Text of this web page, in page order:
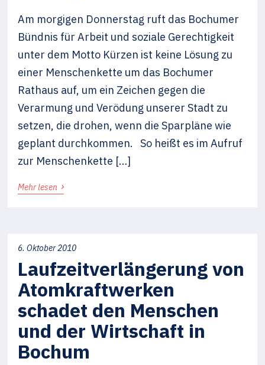
Am morgigen Donnerstag ruft das Bochumer
Bündnis für Arbeit und soziale Gerechtigkeit
unter dem Motto Kürzen ist keine Lösung zu
einer Menschenkette um das Bochumer
Rathaus auf, um ein Zeichen gegen die
Verarmung und Verödung unserer Stadt zu
setzen, die drohen, wenn die Sparpläne wie
geplant durchkommen. So heißt es im Aufruf
zur Menschenkette […]
Mehr lesen ›
6. Oktober 2010
Laufzeitverlängerung von
Atomkraftwerken
schadet den Menschen
und der Wirtschaft in
Bochum